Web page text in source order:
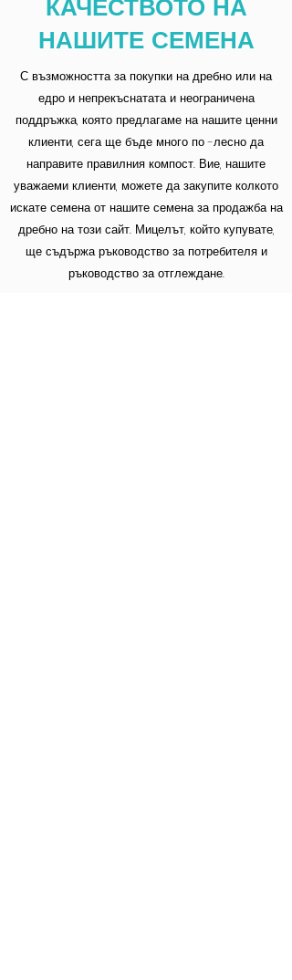
КАЧЕСТВОТО НА
НАШИТЕ СЕМЕНА
С възможността за покупки на дребно или на
едро и непрекъснатата и неограничена
поддръжка, която предлагаме на нашите ценни
клиенти, сега ще бъде много по -лесно да
направите правилния компост. Вие, нашите
уважаеми клиенти, можете да закупите колкото
искате семена от нашите семена за продажба на
дребно на този сайт. Мицелът, който купувате,
ще съдържа ръководство за потребителя и
ръководство за отглеждане.